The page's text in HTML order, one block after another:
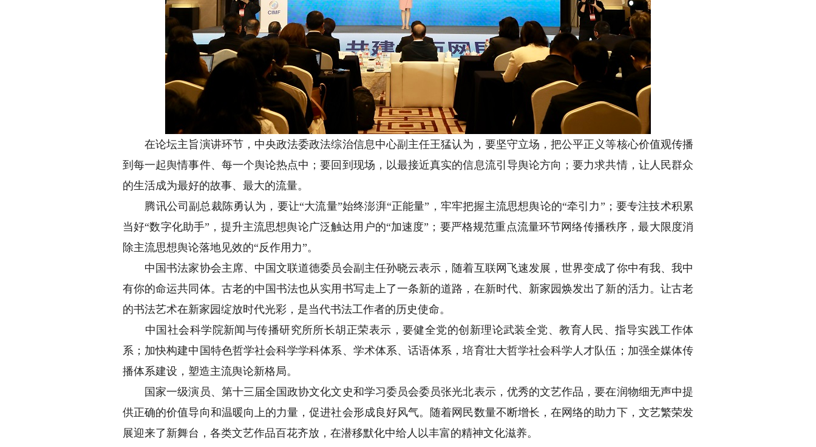
在论坛主旨演讲环节，中央政法委政法综治信息中心副主任王猛认为，要坚守立场，把公平正义等核心价值观传播
到每一起舆情事件、每一个舆论热点中；要回到现场，以最接近真实的信息流引导舆论方向；要力求共情，让人民群众
的生活成为最好的故事、最大的流量。
腾讯公司副总裁陈勇认为，要让“大流量”始终澎湃“正能量”，牢牢把握主流思想舆论的“牵引力”；要专注技术积累
当好“数字化助手”，提升主流思想舆论广泛触达用户的“加速度”；要严格规范重点流量环节网络传播秩序，最大限度消
除主流思想舆论落地见效的“反作用力”。
中国书法家协会主席、中国文联道德委员会副主任孙晓云表示，随着互联网飞速发展，世界变成了你中有我、我中
有你的命运共同体。古老的中国书法也从实用书写走上了一条新的道路，在新时代、新家园焕发出了新的活力。让古老
的书法艺术在新家园绽放时代光彩，是当代书法工作者的历史使命。
中国社会科学院新闻与传播研究所所长胡正荣表示，要健全党的创新理论武装全党、教育人民、指导实践工作体
系；加快构建中国特色哲学社会科学学科体系、学术体系、话语体系，培育壮大哲学社会科学人才队伍；加强全媒体传
播体系建设，塑造主流舆论新格局。
国家一级演员、第十三届全国政协文化文史和学习委员会委员张光北表示，优秀的文艺作品，要在润物细无声中提
供正确的价值导向和温暖向上的力量，促进社会形成良好风气。随着网民数量不断增长，在网络的助力下，文艺繁荣发
展迎来了新舞台，各类文艺作品百花齐放，在潜移默化中给人以丰富的精神文化滋养。